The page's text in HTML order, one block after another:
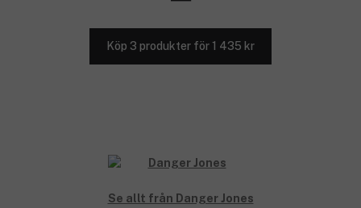
Köp 3 produkter för 1 435 kr
Se allt från Danger Jones